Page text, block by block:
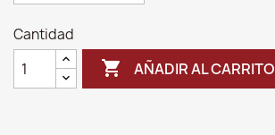
Cantidad
 AÑADIR AL CARRITO